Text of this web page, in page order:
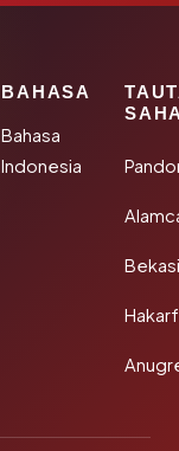
BAHASA
Bahasa
Indonesia